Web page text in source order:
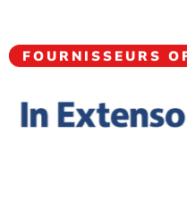
FOURNISSEURS